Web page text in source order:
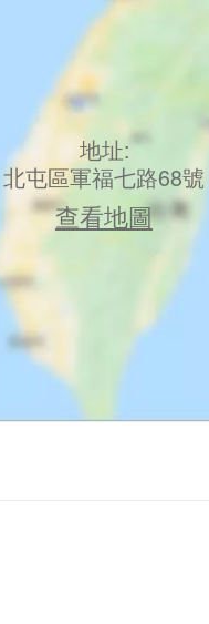
地址:
北屯區軍福七路68號
查看地圖